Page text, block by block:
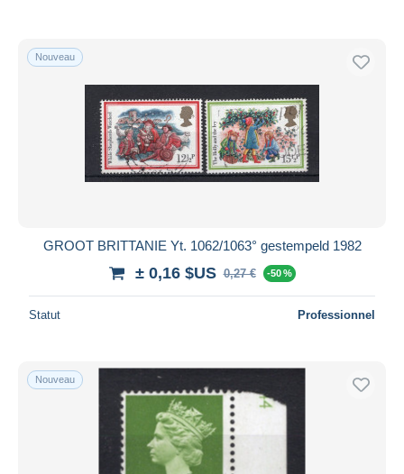
Nouveau
GROOT BRITTANIE Yt. 1062/1063° gestempeld 1982
± 0,16 $US 0,27 € -50 %
Statut Professionnel
Nouveau